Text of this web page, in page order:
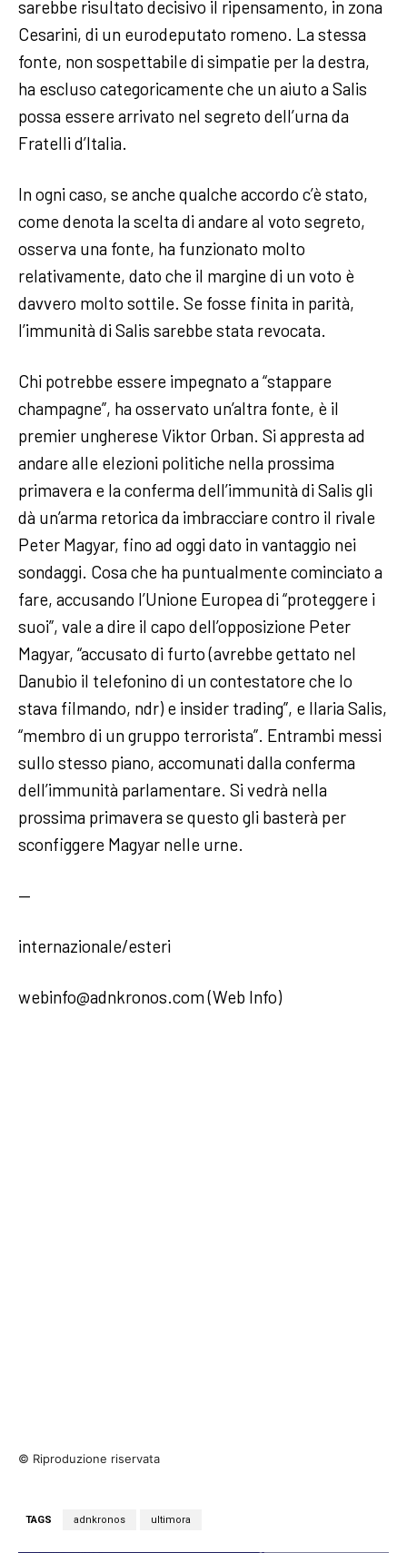
sarebbe risultato decisivo il ripensamento, in zona
Cesarini, di un eurodeputato romeno. La stessa
fonte, non sospettabile di simpatie per la destra,
ha escluso categoricamente che un aiuto a Salis
possa essere arrivato nel segreto dell’urna da
Fratelli d’Italia.
In ogni caso, se anche qualche accordo c’è stato,
come denota la scelta di andare al voto segreto,
osserva una fonte, ha funzionato molto
relativamente, dato che il margine di un voto è
davvero molto sottile. Se fosse finita in parità,
l’immunità di Salis sarebbe stata revocata.
Chi potrebbe essere impegnato a “stappare
champagne”, ha osservato un’altra fonte, è il
premier ungherese Viktor Orban. Si appresta ad
andare alle elezioni politiche nella prossima
primavera e la conferma dell’immunità di Salis gli
dà un’arma retorica da imbracciare contro il rivale
Peter Magyar, fino ad oggi dato in vantaggio nei
sondaggi. Cosa che ha puntualmente cominciato a
fare, accusando l’Unione Europea di “proteggere i
suoi”, vale a dire il capo dell’opposizione Peter
Magyar, “accusato di furto (avrebbe gettato nel
Danubio il telefonino di un contestatore che lo
stava filmando, ndr) e insider trading”, e Ilaria Salis,
“membro di un gruppo terrorista”. Entrambi messi
sullo stesso piano, accomunati dalla conferma
dell’immunità parlamentare. Si vedrà nella
prossima primavera se questo gli basterà per
sconfiggere Magyar nelle urne.
—
internazionale/esteri
webinfo@adnkronos.com (Web Info)
© Riproduzione riservata
TAGS adnkronos ultimora